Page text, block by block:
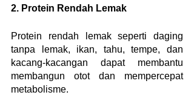
2. Protein Rendah Lemak
Protein rendah lemak seperti daging
tanpa lemak, ikan, tahu, tempe, dan
kacang-kacangan dapat membantu
membangun otot dan mempercepat
metabolisme.